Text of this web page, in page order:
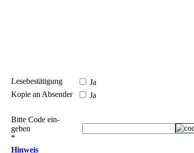
Lesebestätigung
Ja
Kopie an Absender
Ja
Bitte Code ein­
geben
*
Hinweis